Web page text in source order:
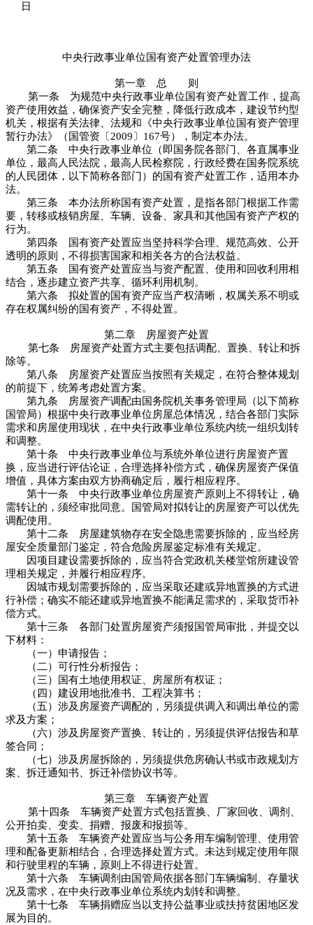
日
中央行政事业单位国有资产处置管理办法
第一章 总 则
第一条 为规范中央行政事业单位国有资产处置工作，提高
资产使用效益，确保资产安全完整，降低行政成本，建设节约型
机关，根据有关法律、法规和《中央行政事业单位国有资产管理
暂行办法》（国管资〔 2009 〕 167号），制定本办法。
第二条 中央行政事业单位（即国务院各部门、各直属事业
单位，最高人民法院，最高人民检察院，行政经费在国务院系统
的人民团体，以下简称各部门）的国有资产处置工作，适用本办
法。
第三条 本办法所称国有资产处置，是指各部门根据工作需
要，转移或核销房屋、车辆、设备、家具和其他国有资产产权的
行为。
第四条 国有资产处置应当坚持科学合理、规范高效、公开
透明的原则，不得损害国家和相关各方的合法权益。
第五条 国有资产处置应当与资产配置、使用和回收利用相
结合，逐步建立资产共享、循环利用机制。
第六条 拟处置的国有资产应当产权清晰，权属关系不明或
存在权属纠纷的国有资产，不得处置。
第二章 房屋资产处置
第七条 房屋资产处置方式主要包括调配、置换、转让和拆
除等。
第八条 房屋资产处置应当按照有关规定，在符合整体规划
的前提下，统筹考虑处置方案。
第九条 房屋资产调配由国务院机关事务管理局（以下简称
国管局）根据中央行政事业单位房屋总体情况，结合各部门实际
需求和房屋使用现状，在中央行政事业单位系统内统一组织划转
和调整。
第十条 中央行政事业单位与系统外单位进行房屋资产置
换，应当进行评估论证，合理选择补偿方式，确保房屋资产保值
增值，具体方案由双方协商确定后，履行相应程序。
第十一条 中央行政事业单位房屋资产原则上不得转让，确
需转让的，须经审批同意。国管局对拟转让的房屋资产可以优先
调配使用。
第十二条 房屋建筑物存在安全隐患需要拆除的，应当经房
屋安全质量部门鉴定，符合危险房屋鉴定标准有关规定。
因项目建设需要拆除的，应当符合党政机关楼堂馆所建设管
理相关规定，并履行相应程序。
因城市规划需要拆除的，应当采取还建或异地置换的方式进
行补偿；确实不能还建或异地置换不能满足需求的，采取货币补
偿方式。
第十三条 各部门处置房屋资产须报国管局审批，并提交以
下材料：
（一）申请报告；
（二）可行性分析报告；
（三）国有土地使用权证、房屋所有权证；
（四）建设用地批准书、工程决算书；
（五）涉及房屋资产调配的，另须提供调入和调出单位的需
求及方案；
（六）涉及房屋资产置换、转让的，另须提供评估报告和草
签合同；
（七）涉及房屋拆除的，另须提供危房确认书或市政规划方
案、拆迁通知书、拆迁补偿协议书等。
第三章 车辆资产处置
第十四条 车辆资产处置方式包括置换、厂家回收、调剂、
公开拍卖、变卖、捐赠、报废和报损等。
第十五条 车辆资产处置应当与公务用车编制管理、使用管
理和配备更新相结合，合理选择处置方式。未达到规定使用年限
和行驶里程的车辆，原则上不得进行处置。
第十六条 车辆调剂由国管局依据各部门车辆编制、存量状
况及需求，在中央行政事业单位系统内划转和调整。
第十七条 车辆捐赠应当以支持公益事业或扶持贫困地区发
展为目的。